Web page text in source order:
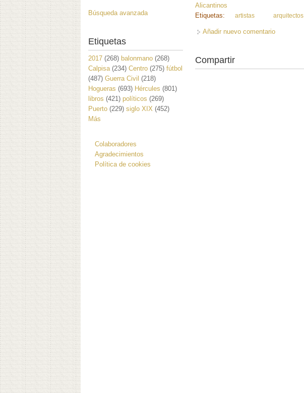
Alicantinos
Etiquetas:
artistas arquitectos
Añadir nuevo comentario
Compartir
Búsqueda avanzada
Etiquetas
2017 (268) balonmano (268)
Calpisa (234) Centro (275) fútbol
(487) Guerra Civil (218)
Hogueras (693) Hércules (801)
libros (421) políticos (269)
Puerto (229) siglo XIX (452)
Más
Colaboradores
Agradecimientos
Política de cookies